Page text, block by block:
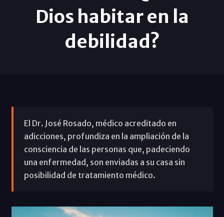
Dios habitar en la
debilidad?
El Dr. José Rosado, médico acreditado en
adicciones, profundiza en la ampliación de la
consciencia de las personas que, padeciendo
una enfermedad, son enviadas a su casa sin
posibilidad de tratamiento médico.